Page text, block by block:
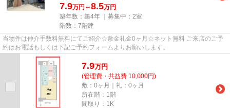
7.9万円～8.5万円
築年数：築4年 ｜募集中： 2室
階数：7階建
当物件は仲介手数料無料にてご紹介☆敷金礼金0ヶ月☆ネット無料 ご来店のご予
約はお電話もしくは下記ご予約フォームよりお願いします。
7.9万円
(管理費・共益費 10,000円)
敷：0ヶ月｜礼：0ヶ月
所在階：1階
間取り：1K